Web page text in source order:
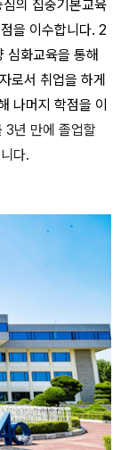
의 집중기본교육
을 이수합니다. 2
심화교육을 통해
로서 취업을 하게
나머지 학점을 이
3년 만에 졸업할
다.